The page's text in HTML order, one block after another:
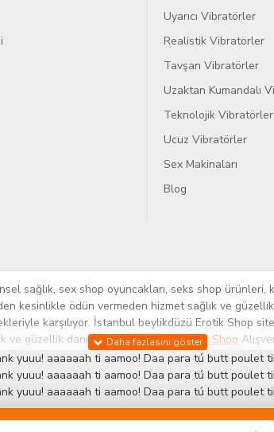
Uyarıcı Vibratörler
Realistik Vibratörler
Tavşan Vibratörler
Uzaktan Kumandalı
Teknolojik Vibratörler
Ucuz Vibratörler
Sex Makinaları
Blog
sağlık, sex shop oyuncakları, seks shop
kesinlikle ödün vermeden hizmet sağlık ve
karşılıyor. İstanbul beylikdüzü Erotik Shop
ve güzellik danışmanlığı sağlıyoruz.Sex Shop
ile Türkiye'de bu sektörde kendi alanımızda
servislerin geliştirilmesi konusundaki
yuuu! aaaaaah ti aamoo! Daa para tú butt poulet
yuuu! aaaaaah ti aamoo! Daa para tú butt poulet
yuuu! aaaaaah ti aamoo! Daa para tú butt poulet